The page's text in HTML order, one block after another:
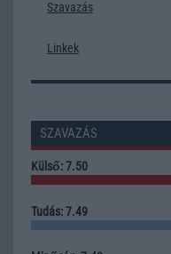
Szavazás
Linkek
SZAVAZÁS
Külső: 7.50
Tudás: 7.49